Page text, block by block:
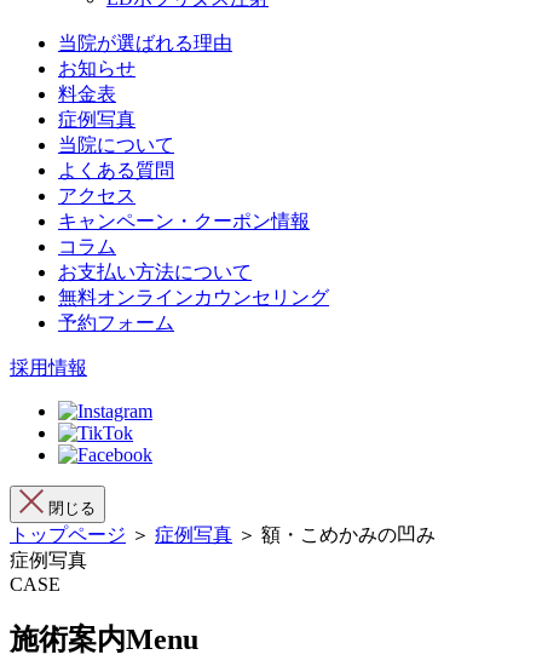
当院が選ばれる理由
お知らせ
料金表
症例写真
当院について
よくある質問
アクセス
キャンペーン・クーポン情報
コラム
お支払い方法について
無料オンラインカウンセリング
予約フォーム
採用情報
閉じる
トップページ ＞ 症例写真 ＞ 額・こめかみの凹み
症例写真
CASE
施術案内Menu